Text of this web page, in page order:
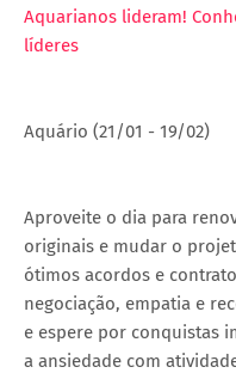
Aquarianos lideram!
líderes
Aquário (21/01 - 19/02)
Aproveite o dia para
originais e mudar o
ótimos acordos e
negociação, empatia e
e espere por conquistas
a ansiedade com